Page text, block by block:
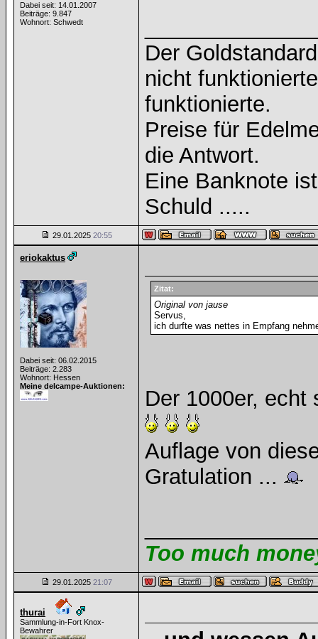
Dabei seit: 14.01.2007
Beiträge: 9.847
Wohnort: Schwedt
Der
nicht
funktionierte.
Preise für
die Antwort.
Eine Banknote
Schuld .....
29.01.2025 20:55
eriokaktus
Dabei seit: 06.02.2015
Beiträge: 2.283
Wohnort: Hessen
Meine delcampe-Auktionen:
Zitat:
Original von jause
Servus,
ich durfte was nettes in Empfang
Der 1000er, echt
Auflage von
Gratulation ...
Too much
29.01.2025 21:07
thurai
Sammlung-in-Fort Knox-
Bewahrer